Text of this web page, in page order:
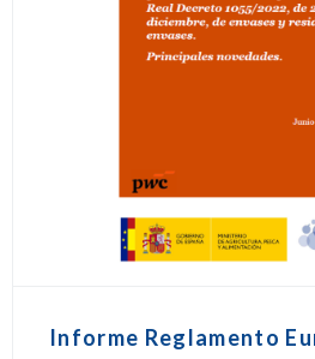
Informe Reglamento